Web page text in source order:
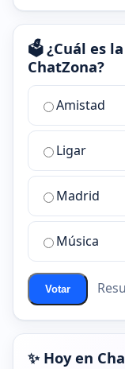
🗳️ ¿Cuál es
ChatZona?
¿Cuál
la
mejor
sala
chat
ChatZona?
Amistad
Ligar
Madrid
Música
Votar
✨ Hoy en